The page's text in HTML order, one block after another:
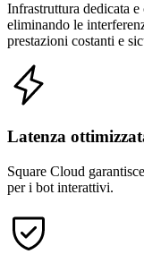
Infrastruttura dedicata
eliminando le
prestazioni costanti e
Latenza
Square Cloud
per i bot interattivi.